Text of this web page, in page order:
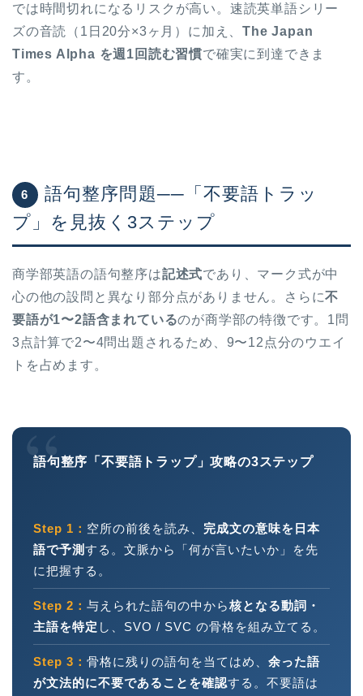
では時間切れになるリスクが高い。速読英単語シリー
ズの音読（1日20分×3ヶ月）に加え、The Japan
Times Alpha を週1回読む習慣で確実に到達できま
す。
6
語句整序問題──「不要語トラッ
プ」を見抜く3ステップ
商学部英語の語句整序は記述式であり、マーク式が中
心の他の設問と異なり部分点がありません。さらに不
要語が1〜2語含まれているのが商学部の特徴です。1問
3点計算で2〜4問出題されるため、9〜12点分のウエイ
トを占めます。
“
語句整序「不要語トラップ」攻略の3ステップ
Step 1： 空所の前後を読み、 完成文の意味を日本
語で予測する。文脈から「何が言いたいか」を先
に把握する。
Step 2： 与えられた語句の中から核となる動詞・
主語を特定 し、SVO / SVC の骨格を組み立てる。
Step 3： 骨格に残りの語句を当てはめ、 余った語
が文法的に不要であることを確認する。不要語は